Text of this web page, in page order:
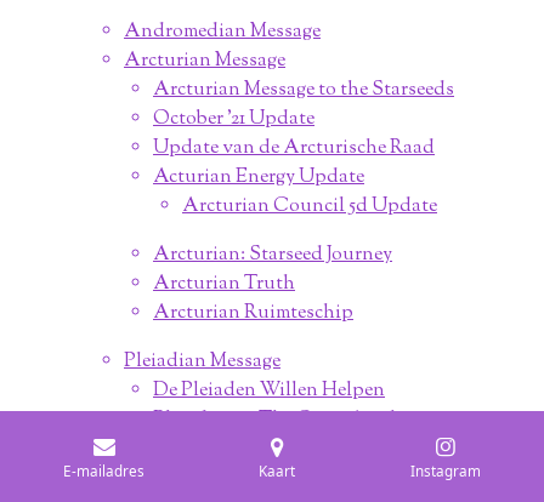
Andromedian Message
Arcturian Message
Arcturian Message to the Starseeds
October '21 Update
Update van de Arcturische Raad
Acturian Energy Update
Arcturian Council 5d Update
Arcturian: Starseed Journey
Arcturian Truth
Arcturian Ruimteschip
Pleiadian Message
De Pleiaden Willen Helpen
Pleiadians - The Great Awakening
Pleiadian Message ; The Big Shift
Je Zult Ons Zien
E-mailadres Kaart Instagram